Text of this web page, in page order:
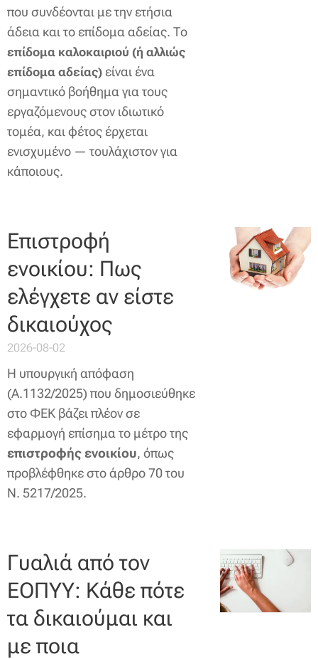
που συνδέονται με την ετήσια
άδεια και το επίδομα αδείας. Το
επίδομα καλοκαιριού (ή αλλιώς
επίδομα αδείας) είναι ένα
σημαντικό βοήθημα για τους
εργαζόμενους στον ιδιωτικό
τομέα, και φέτος έρχεται
ενισχυμένο — τουλάχιστον για
κάποιους.
Επιστροφή
ενοικίου: Πως
ελέγχετε αν είστε
δικαιούχος
2026-08-02
Η υπουργική απόφαση
(Α.1132/2025) που δημοσιεύθηκε
στο ΦΕΚ βάζει πλέον σε
εφαρμογή επίσημα το μέτρο της
επιστροφής ενοικίου, όπως
προβλέφθηκε στο άρθρο 70 του
Ν. 5217/2025.
Γυαλιά από τον
ΕΟΠΥΥ: Κάθε πότε
τα δικαιούμαι και
με ποια